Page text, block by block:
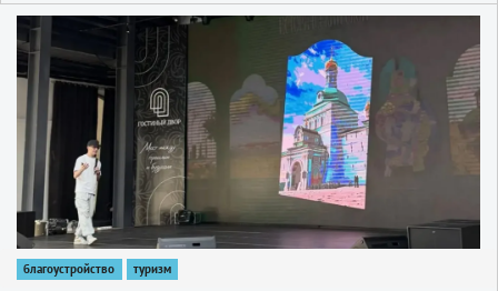
благоустройство туризм